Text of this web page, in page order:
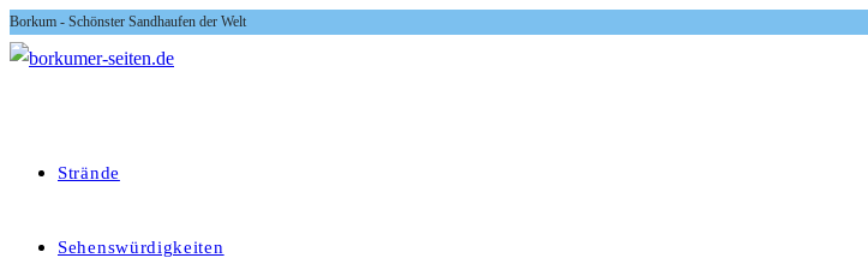
Zum
Inhalt
Borkum - Schönster Sandhaufen der Welt
Strände
Sehenswürdigkeiten